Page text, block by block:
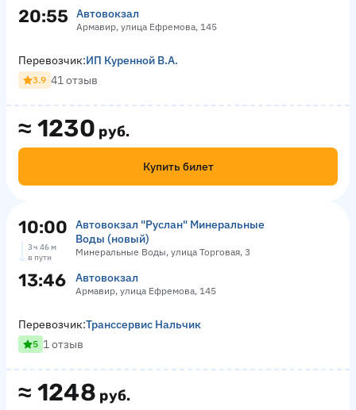
20:55 Автовокзал
Армавир, улица Ефремова, 145
≈ 1230 руб.
Купить билет
Перевозчик:ИП Куренной В.А.
3.9 41 отзыв
10:00
Автовокзал "Руслан" Минеральные
Воды (новый)
Минеральные Воды, улица Торговая, 3
3 ч 46 м
в пути
13:46 Автовокзал
Армавир, улица Ефремова, 145
≈ 1248 руб.
Перевозчик:Транссервис Нальчик
5 1 отзыв